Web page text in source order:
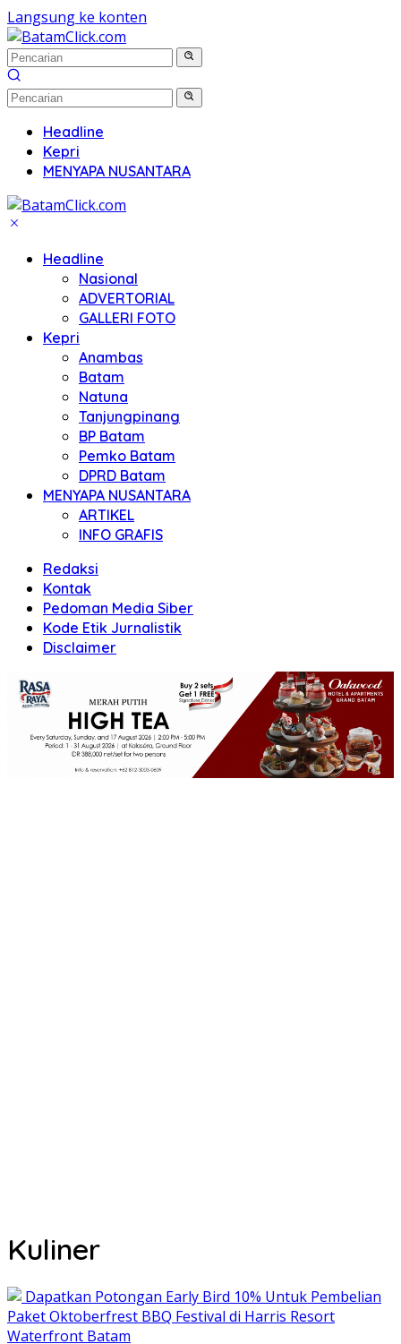
Langsung ke konten
Headline
Kepri
MENYAPA NUSANTARA
Headline
Nasional
ADVERTORIAL
GALLERI FOTO
Kepri
Anambas
Batam
Natuna
Tanjungpinang
BP Batam
Pemko Batam
DPRD Batam
MENYAPA NUSANTARA
ARTIKEL
INFO GRAFIS
Redaksi
Kontak
Pedoman Media Siber
Kode Etik Jurnalistik
Disclaimer
Kuliner